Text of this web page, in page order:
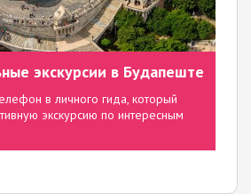
экскурсии в Будапеште
в личного гида, который
экскурсию по интересным